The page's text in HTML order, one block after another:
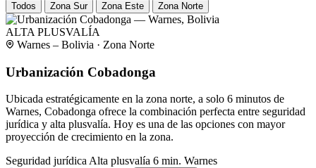
Todos Zona Sur Zona Este Zona Norte
ALTA PLUSVALÍA
Warnes – Bolivia · Zona Norte
Urbanización Cobadonga
Ubicada estratégicamente en la zona norte, a solo 6 minutos de
Warnes, Cobadonga ofrece la combinación perfecta entre seguridad
jurídica y alta plusvalía. Hoy es una de las opciones con mayor
proyección de crecimiento en la zona.
Seguridad jurídica Alta plusvalía 6 min. Warnes